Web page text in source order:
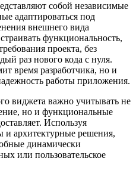
собой независимые
адаптироваться под
внешнего вида
функциональность,
проекта, без
раз нового кода с нуля.
время разработчика, но и
работы приложения.
виджета важно учитывать не
но и функциональные
Используя
и архитектурные решения,
динамически
или пользовательское